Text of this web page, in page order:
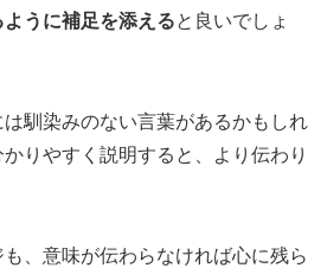
うに補足を添えると良いでしょ
馴染みのない言葉があるかもしれ
りやすく説明すると、より伝わり
、意味が伝わらなければ心に残ら